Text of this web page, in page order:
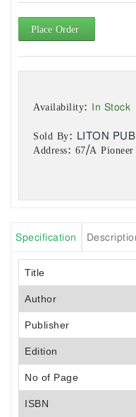
Place Order
Availability: In Stock
Sold By: LITON
Address: 67/A
Specification
Title
Author
Publisher
Edition
No of Page
ISBN